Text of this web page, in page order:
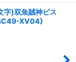
)双魚賊神ピス
XV04}